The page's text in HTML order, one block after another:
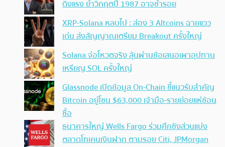
ดิ่งแรง ย้ำวิกฤตปี 1987 อาจซ้ำรอย
XRP-Solana หลบไป : ส่อง 3 Altcoins ฉายแวว
เด่น ส่งสัญญาณเตรียม Breakout ครั้งใหญ่
Solana จ่อโหวตจริง ลุ้นผ่านข้อเสนอเผาอุปทาน
เหรียญ SOL ครั้งใหญ่
Glassnode เปิดข้อมูล On-Chain ชี้แนวรับสำคัญ
Bitcoin อยู่โซน $63,000 เจ้ามือ-รายย่อยแห่ช้อน
ซื้อ
ธนาคารใหญ่ Wells Fargo ร่วมศึกชิงส่วนแบ่ง
ตลาดโทเคนเงินฝาก ตามรอย Citi, JPMorgan